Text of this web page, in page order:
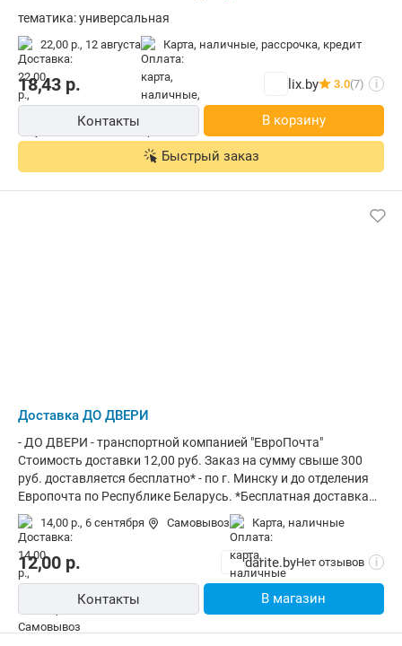
тематика: универсальная
22,00 р., 12 августа карта, наличные, рассрочка, кредит
18,43 р. lix.by 3.0(7) i
Контакты В корзину
Быстрый заказ
Доставка ДО ДВЕРИ
- ДО ДВЕРИ - транспортной компанией "ЕвроПочта"
Стоимость доставки 12,00 руб. Заказ на сумму свыше 300
руб. доставляется бесплатно* - по г. Минску и до отделения
Европочта по Республике Беларусь. *Бесплатная доставка
по Минску при заказе от: 300 руб. (посылка до 10 кг. )
14,00 р., 6 сентября Самовывоз карта, наличные
12,00 р. darite.byНет отзывов i
Контакты В магазин